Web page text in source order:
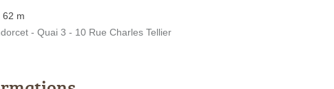
62 m
- Quai 3 - 10 Rue Charles Tellier